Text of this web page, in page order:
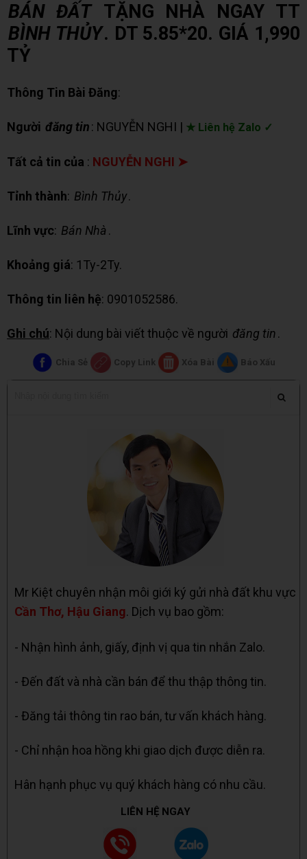
BÁN ĐẤTTẶNG NHÀ NGAY TT
BÌNH THỦY. DT 5.85*20. GIÁ 1,990
TỶ
Thông Tin Bài Đăng:
Người đăng tin: NGUYỄN NGHI | ★ Liên hệ Zalo ✓
Tất cả tin của : NGUYỄN NGHI ➤
Tỉnh thành: Bình Thủy.
Lĩnh vực: Bán Nhà .
Khoảng giá: 1Ty-2Ty.
Thông tin liên hệ: 0901052586.
Ghi chú: Nội dung bài viết thuộc về người đăng tin.
Chia Sẻ Copy Link Xóa Bài Báo Xấu
Mr Kiệt chuyên nhận môi giới ký gửi nhà đất khu vực
Cần Thơ, Hậu Giang. Dịch vụ bao gồm:
- Nhận hình ảnh, giấy, định vị qua tin nhắn Zalo.
- Đến đất và nhà cần bán để thu thập thông tin.
- Đăng tải thông tin rao bán, tư vấn khách hàng.
- Chỉ nhận hoa hồng khi giao dịch được diễn ra.
Hân hạnh phục vụ quý khách hàng có nhu cầu.
LIÊN HỆ NGAY